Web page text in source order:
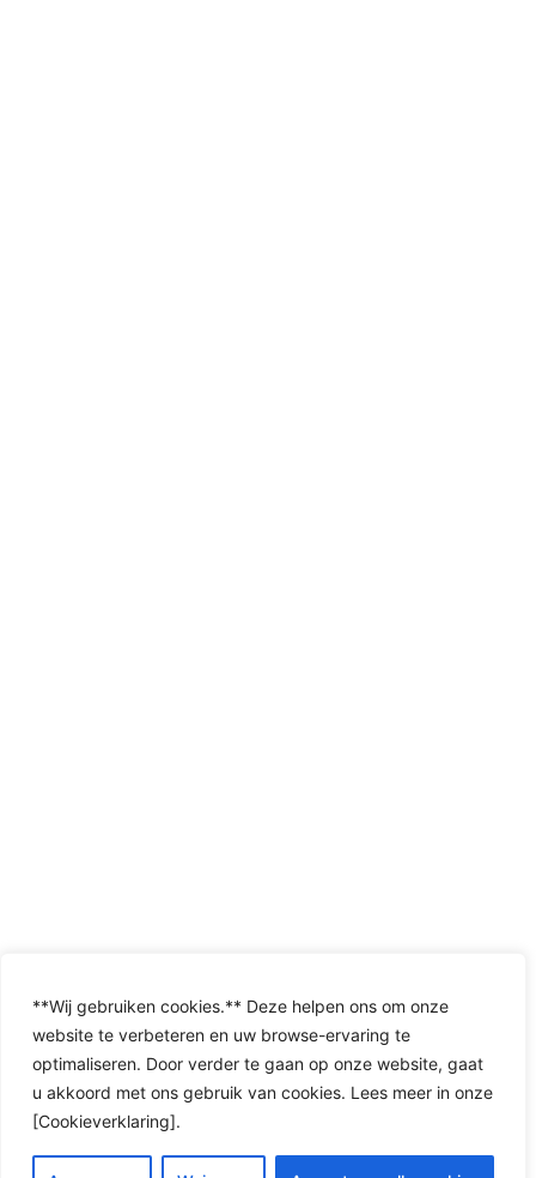
**Wij gebruiken cookies.** Deze helpen ons om onze
website te verbeteren en uw browse-ervaring te
optimaliseren. Door verder te gaan op onze website, gaat
u akkoord met ons gebruik van cookies. Lees meer in onze
[Cookieverklaring].